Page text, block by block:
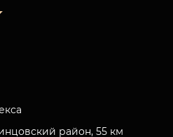
район, 55 км